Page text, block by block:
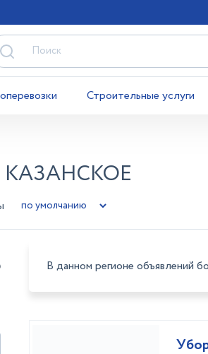
Строительные услуги
В данном регионе объявлений